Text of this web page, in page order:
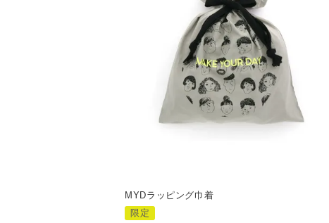
MYDラッピング巾着
限定